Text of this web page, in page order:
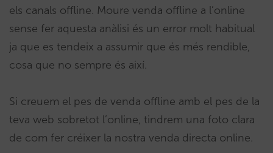
els canals offline. Moure venda offline a l’online
sense fer aquesta anàlisi és un error molt habitual
ja que es tendeix a assumir que és més rendible,
cosa que no sempre és així.
Si creuem el pes de venda offline amb el pes de la
teva web sobretot l’online, tindrem una foto clara
de com fer créixer la nostra venda directa online.